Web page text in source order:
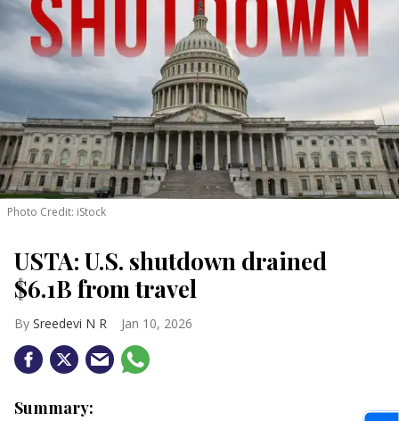
Photo Credit: iStock
USTA: U.S. shutdown drained
$6.1B from travel
Sreedevi N R Jan 10, 2026
Summary: